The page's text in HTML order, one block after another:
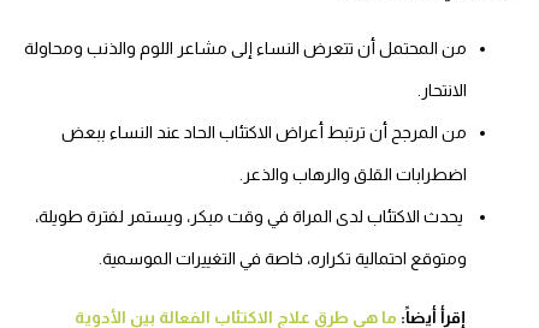
من المحتمل أن تتعرض النساء إلى مشاعر اللوم والذنب ومحاولة
الانتحار.
من المرجح أن ترتبط أعراض الاكتئاب الحاد عند النساء ببعض
اضطرابات القلق والرهاب والذعر.
يحدث الاكتئاب لدى المراة في وقت مبكر، ويستمر لفترة طويلة،
ومتوقع احتمالية تكراره، خاصة في التغييرات الموسمية
إقرأ أيضاً: ما هي طرق علاج الاكتئاب الفعالة بين الأدوية